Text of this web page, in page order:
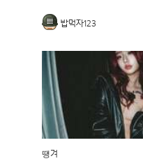
밥먹자123
떙겨